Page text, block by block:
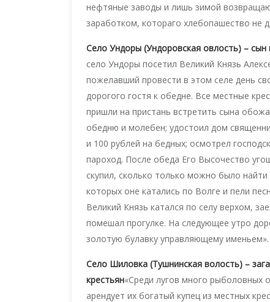
нефтяные заводы и лишь зимой
заработком, котораго хлебопашество не
Село Ундоры (Ундоровская овлость) – сын
село Ундоры посетил Великий Князь
пожелавший провести в этом селе день
дорогого гостя к обедне. Все местные
пришли на пристань встретить сына
обедню и молебен; удостоил дом
и 100 рублей на бедных; осмотрел
пароход. После обеда Его Высочество
скупил, сколько только можно было
которых оне катались по Волге и пели
Великий Князь катался по селу верхом,
помешал прогулке. На следующее утро
золотую булавку управляющему именьем».
Село Шиловка (Тушнинская волость) –
крестьян«Среди лугов много рыболовных
арендует их богатый купец из местных